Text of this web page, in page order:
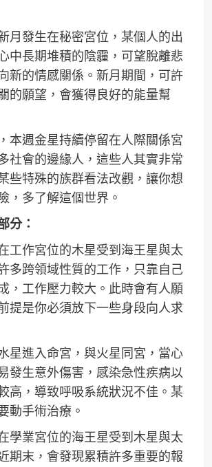
月發生在秘密宮位，某個人的出
中長期堆積的陰霾，可望脫離悲
新的情感關係。新月期間，可許
的願望，會獲得良好的能量幫
本週金星持續停留在人際關係宮
社會的邊緣人，這些人其實非常
些特殊的族群看法改觀，讓你想
，多了解這個世界。
分：
工作宮位的木星受到海王星與太
多跨領域性質的工作，只靠自己
，工作壓力較大。此時會有人願
提是你必須放下一些身段向人求
星進入命宮，與火星同宮，當心
發生意外傷害，感染急性疾病以
高，導致呼吸系統狀況不佳。某
動手術治療。
學業宮位的海王星受到木星與太
期末，會發現累積許多重要的報